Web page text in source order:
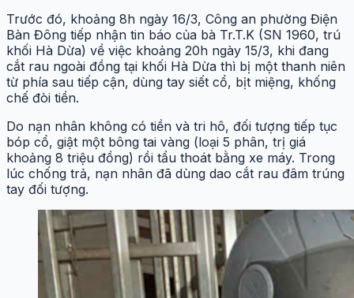
Trước đó, khoảng 8h ngày 16/3, Công an phường Điện
Bàn Đông tiếp nhận tin báo của bà Tr.T.K (SN 1960, trú
khối Hà Dừa) về việc khoảng 20h ngày 15/3, khi đang
cắt rau ngoài đồng tại khối Hà Dừa thì bị một thanh niên
từ phía sau tiếp cận, dùng tay siết cổ, bịt miệng, khống
chế đòi tiền.
Do nạn nhân không có tiền và tri hô, đối tượng tiếp tục
bóp cổ, giật một bông tai vàng (loại 5 phân, trị giá
khoảng 8 triệu đồng) rồi tẩu thoát bằng xe máy. Trong
lúc chống trả, nạn nhân đã dùng dao cắt rau đâm trúng
tay đối tượng.